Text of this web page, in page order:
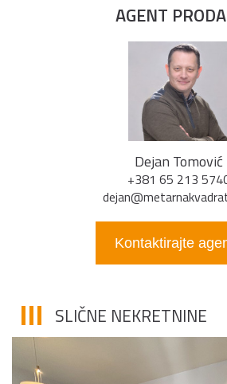
AGENT
Dejan Tomović
+381 65 213
Kontaktirajte
SLIČNE NEKRETNINE